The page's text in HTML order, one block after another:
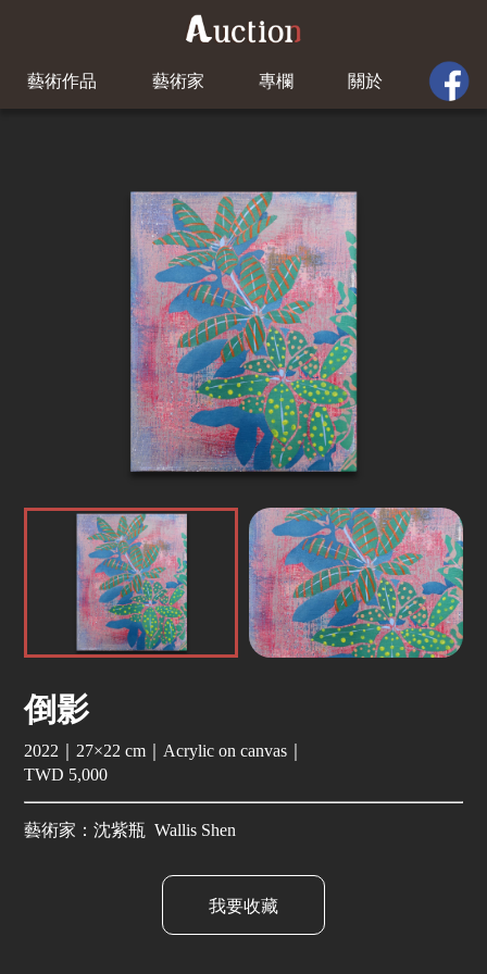
藝術作品 藝術家 專欄 關於
倒影
2022｜27×22 cm｜Acrylic on canvas｜
TWD 5,000
藝術家：沈紫瓶 Wallis Shen
我要收藏